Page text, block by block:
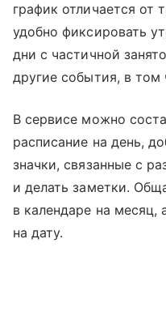
график отличается от
удобно фиксировать
дни с частичной
другие события, в том
В сервисе можно
расписание на день,
значки, связанные с
и делать заметки.
в календаре на
на дату.